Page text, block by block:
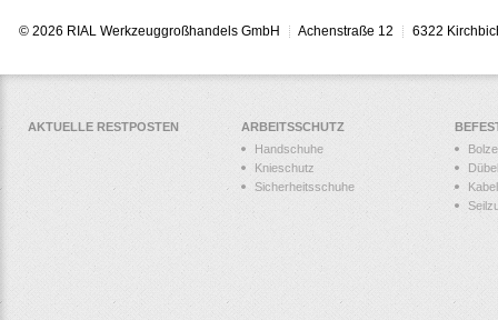
© 2026 RIAL Werkzeuggroßhandels GmbH Achenstraße 12 6322
AKTUELLE RESTPOSTEN
ARBEITSSCHUTZ
Handschuhe
Knieschutz
Sicherheitsschuhe
Dübel